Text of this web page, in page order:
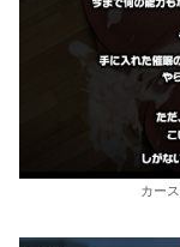
カー